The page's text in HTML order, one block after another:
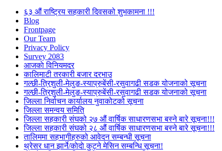
६३ औं राष्ट्रिय सहकारी दिवसको शुभकामना !!!
Blog
Frontpage
Our Team
Privacy Policy
Survey 2083
आजकाे विनियमदर
कालिमाटी तरकारी बजार दरभाउ
गल्छी-त्रिशुली-मेलुङ-स्याप्रुबेंसी-रसुवागढी सडक योजनाको सूचना
गल्छी-त्रिशुली-मेलुङ-स्याप्रुबेंसी-रसुवागढी सडक योजनाको सूचना
जिल्ला निर्वाचन कार्यालय नुवाकोटको सूचना
जिल्ला समन्वय समिति
जिल्ला सहकारी संघको २७ औं वार्षिक साधारणसभा बस्ने बारे सूचना!!!
जिल्ला सहकारी संघको २८ औं वार्षिक साधारणसभा बस्ने बारे सूचना!!!
तालिममा सहभागीहरुको आवेदन सम्बन्धी सूचना
थ्रेसर धान झार्ने/काेदाे कुट्ने मेसिन सम्बन्धि सूचना!